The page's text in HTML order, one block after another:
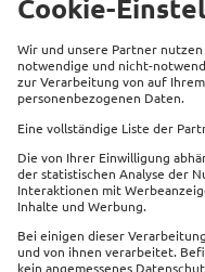
Welchen Vertrag
Versicherungs-/